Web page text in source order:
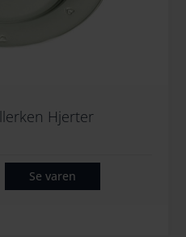
Hjerter
Se varen